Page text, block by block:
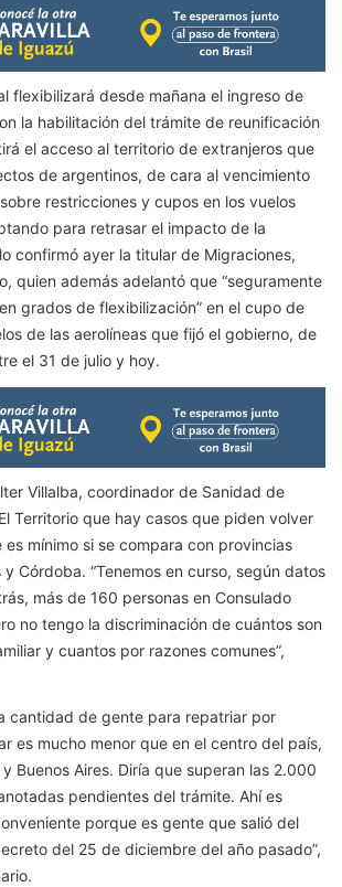
flexibilizará desde mañana el ingreso de
la habilitación del trámite de reunificación
el acceso al territorio de extranjeros que
de argentinos, de cara al vencimiento
restricciones y cupos en los vuelos
para retrasar el impacto de la
confirmó ayer la titular de Migraciones,
quien además adelantó que “seguramente
grados de flexibilización” en el cupo de
de las aerolíneas que fijó el gobierno, de
el 31 de julio y hoy.
Villalba, coordinador de Sanidad de
Territorio que hay casos que piden volver
es mínimo si se compara con provincias
y Córdoba. “Tenemos en curso, según datos
más de 160 personas en Consulado
no tengo la discriminación de cuántos son
y cuantos por razones comunes”,
cantidad de gente para repatriar por
es mucho menor que en el centro del país,
Buenos Aires. Diría que superan las 2.000
pendientes del trámite. Ahí es
porque es gente que salió del
del 25 de diciembre del año pasado”,